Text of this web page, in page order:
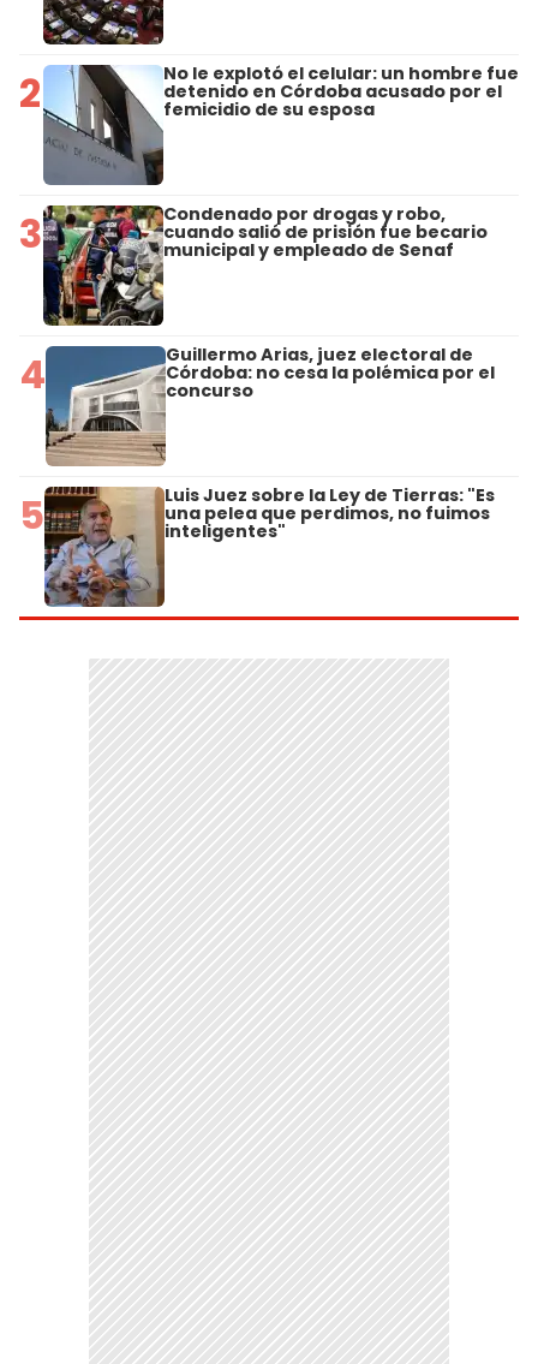
2 No le explotó el celular: un hombre fue
detenido en Córdoba acusado por el
femicidio de su esposa
3 Condenado por drogas y robo,
cuando salió de prisión fue becario
municipal y empleado de Senaf
4 Guillermo Arias, juez electoral de
Córdoba: no cesa la polémica por el
concurso
5 Luis Juez sobre la Ley de Tierras: "Es
una pelea que perdimos, no fuimos
inteligentes"